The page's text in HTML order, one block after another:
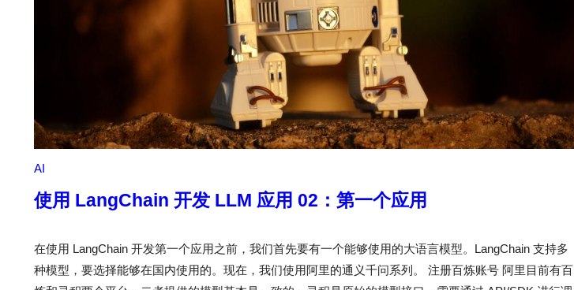
AI
使用 LangChain 开发 LLM 应用 02：第一个应用
在使用 LangChain 开发第一个应用之前，我们首先要有一个能够使用的大语言模型。LangChain 支持多
种模型，要选择能够在国内使用的。现在，我们使用阿里的通义千问系列。 注册百炼账号 阿里目前有百